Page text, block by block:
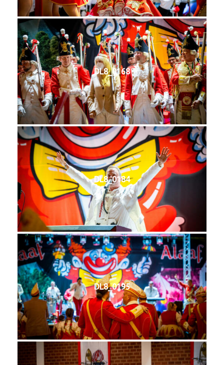
DL8_0168
DL8_0184
DL8_0195